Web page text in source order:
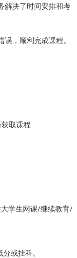
解决了时间安排和考
，顺利完成课程。
取课程
学生网课/继续教育/
或挂科。